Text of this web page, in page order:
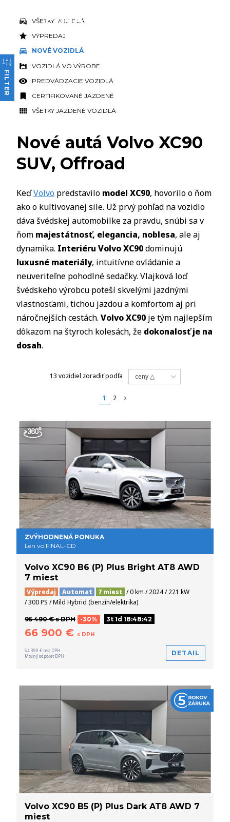
FILTER
VŠETKY VOZIDLÁ
VÝPREDAJ
NOVÉ VOZIDLÁ
VOZIDLÁ VO VÝROBE
PREDVÁDZACIE VOZIDLÁ
CERTIFIKOVANÉ JAZDENÉ
VŠETKY JAZDENÉ VOZIDLÁ
Nové autá Volvo XC90
SUV, Offroad
KeďVolvo predstavilo model XC90, hovorilo o ňom
ako o kultivovanej sile. Už prvý pohľad na vozidlo
dáva švédskej automobilke za pravdu, snúbi sa v
ňom majestátnosť, elegancia, noblesa, ale aj
dynamika. Interiéru Volvo XC90dominujú
luxusné materiály, intuitívne ovládanie a
neuveriteľne pohodlné sedačky. Vlajková loď
švédskeho výrobcu poteší skvelými jazdnými
vlastnosťami, tichou jazdou a komfortom aj pri
náročnejších cestách. Volvo XC90 je tým najlepším
dôkazom na štyroch kolesách, že dokonalosť je na
dosah.
13 vozidiel zoradiť podľa ceny △
1 2
ZVÝHODNENÁ PONUKA
Len vo FINAL-CD
Volvo XC90 B6 (P) Plus Bright AT8 AWD
7 miest
Výpredaj Automat 7 miest / 0 km / 2024 / 221 kW
/ 300 PS / Mild Hybrid (benzín/elektrika)
95 490 € s DPH -30% 3t 1d 18:48:42
66 900 € s DPH
54 390 € bez DPH
Možný odpočet DPH
DETAIL
Volvo XC90 B5 (P) Plus Dark AT8 AWD 7
miest